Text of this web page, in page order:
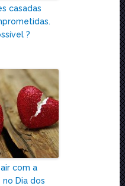
casadas
?
com a
Dia dos